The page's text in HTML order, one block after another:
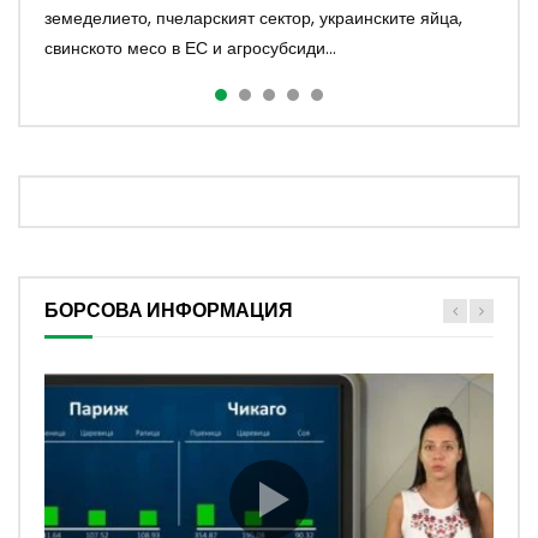
земеделието, пчеларският сектор, украинските яйца,
свинското месо в ЕС и агросубсиди...
устойчивото животновъдство и аграрният...
малинопроизводството и международ...
водещите теми в аграрния сектор Какви полз...
за торове във Франция И тази г...
БОРСОВА ИНФОРМАЦИЯ